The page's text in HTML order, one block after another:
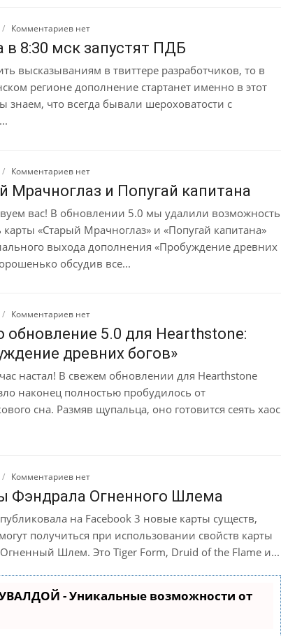
/ Комментариев нет
в 8:30 мск запустят ПДБ
высказываниям в твиттере разработчиков, то в
регионе дополнение стартанет именно в этот
знаем, что всегда бывали шероховатости с
/ Комментариев нет
Мрачноглаз и Попугай капитана
вас! В обновлении 5.0 мы удалили возможность
карты «Старый Мрачноглаз» и «Попугай капитана»
выхода дополнения «Пробуждение древних
обсудив все...
/ Комментариев нет
5.0 для Hearthstone:
древних богов»
настал! В свежем обновлении для Hearthstone
наконец полностью пробудилось от
сна. Размяв щупальца, оно готовится сеять хаос
/ Комментариев нет
Фэндрала Огненного Шлема
на Facebook 3 новые карты существ,
получиться при использовании свойств карты
Шлем. Это Tiger Form, Druid of the Flame и...
- Уникальные возможности от